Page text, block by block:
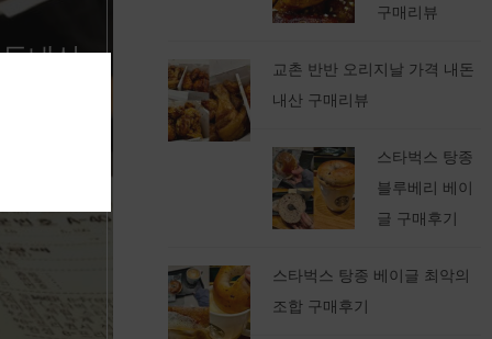
내산
구매리뷰
교촌 반반 오리지날 가격 내돈
내산 구매리뷰
스타벅스 탕종
블루베리 베이
글 구매후기
스타벅스 탕종 베이글 최악의
조합 구매후기